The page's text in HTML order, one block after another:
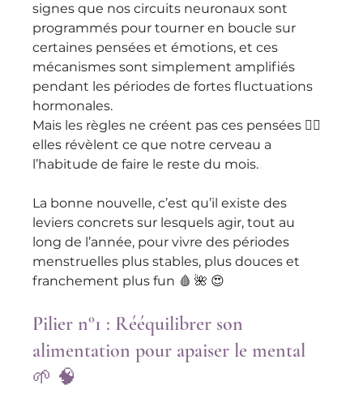
signes que nos circuits neuronaux sont
programmés pour tourner en boucle sur
certaines pensées et émotions, et ces
mécanismes sont simplement amplifiés
pendant les périodes de fortes fluctuations
hormonales.
Mais les règles ne créent pas ces pensées 👉🏻
elles révèlent ce que notre cerveau a
l’habitude de faire le reste du mois.
La bonne nouvelle, c’est qu’il existe des
leviers concrets sur lesquels agir, tout au
long de l’année, pour vivre des périodes
menstruelles plus stables, plus douces et
franchement plus fun 🩸 🌺 😍
Pilier n°1 : Rééquilibrer son
alimentation pour apaiser le mental
🌱 🧠